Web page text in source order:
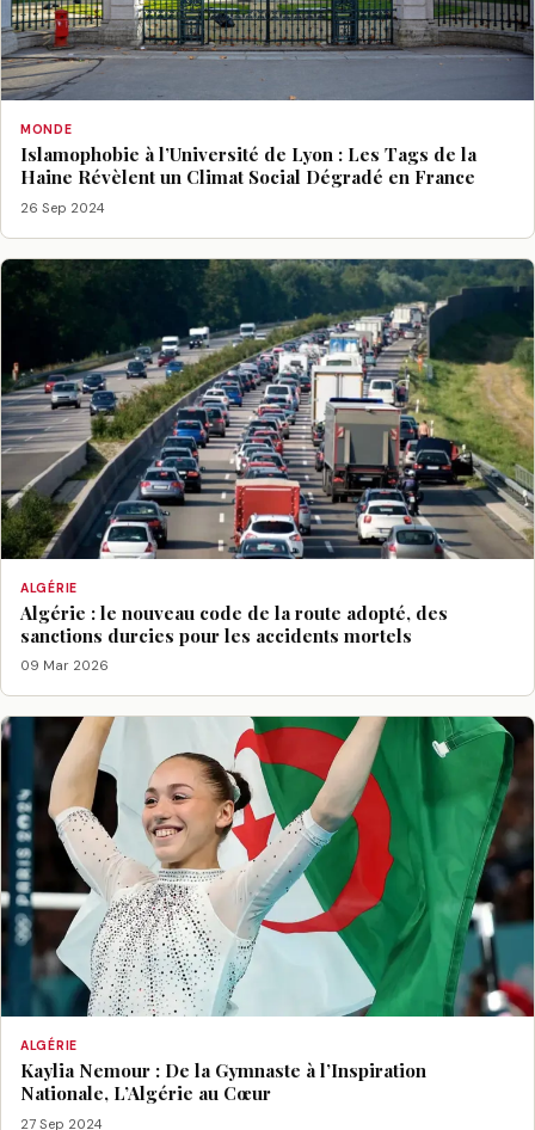
MONDE
Islamophobie à l’Université de Lyon : Les Tags de la
Haine Révèlent un Climat Social Dégradé en France
26 Sep 2024
ALGÉRIE
Algérie : le nouveau code de la route adopté, des
sanctions durcies pour les accidents mortels
09 Mar 2026
ALGÉRIE
Kaylia Nemour : De la Gymnaste à l’Inspiration
Nationale, L’Algérie au Cœur
27 Sep 2024